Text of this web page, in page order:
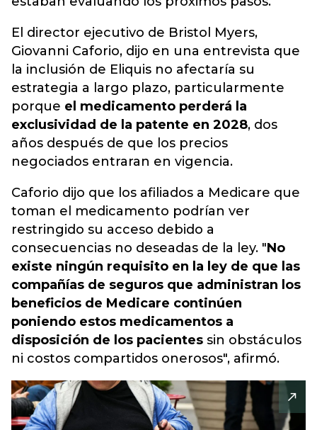
El director ejecutivo de Bristol Myers,
Giovanni Caforio, dijo en una entrevista que
la inclusión de Eliquis no afectaría su
estrategia a largo plazo, particularmente
porque el medicamento perderá la
exclusividad de la patente en 2028, dos
años después de que los precios
negociados entraran en vigencia.
Caforio dijo que los afiliados a Medicare que
toman el medicamento podrían ver
restringido su acceso debido a
consecuencias no deseadas de la ley. "No
existe ningún requisito en la ley de que las
compañías de seguros que administran los
beneficios de Medicare continúen
poniendo estos medicamentos a
disposición de los pacientes sin obstáculos
ni costos compartidos onerosos", afirmó.